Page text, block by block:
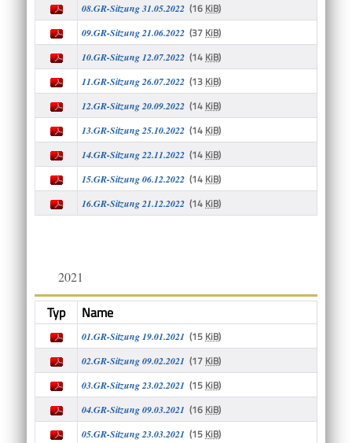
08.GR-Sitzung 31.05.2022 (16 KiB)
09.GR-Sitzung 21.06.2022 (37 KiB)
10.GR-Sitzung 12.07.2022 (14 KiB)
11.GR-Sitzung 26.07.2022 (13 KiB)
12.GR-Sitzung 20.09.2022 (14 KiB)
13.GR-Sitzung 25.10.2022 (14 KiB)
14.GR-Sitzung 22.11.2022 (14 KiB)
15.GR-Sitzung 06.12.2022 (14 KiB)
16.GR-Sitzung 21.12.2022 (14 KiB)
2021
Typ Name
01.GR-Sitzung 19.01.2021 (15 KiB)
02.GR-Sitzung 09.02.2021 (17 KiB)
03.GR-Sitzung 23.02.2021 (15 KiB)
04.GR-Sitzung 09.03.2021 (16 KiB)
05.GR-Sitzung 23.03.2021 (15 KiB)